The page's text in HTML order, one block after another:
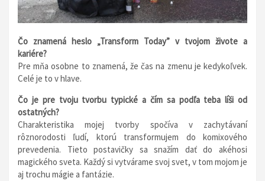
Čo znamená heslo „Transform Today” v tvojom živote a
kariére?
Pre mňa osobne to znamená, že čas na zmenu je kedykoľvek.
Celé je to v hlave.
Čo je pre tvoju tvorbu typické a čím sa podľa teba líši od
ostatných?
Charakteristika mojej tvorby spočíva v zachytávaní
rôznorodosti ľudí, ktorú transformujem do komixového
prevedenia. Tieto postavičky sa snažím dať do akéhosi
magického sveta. Každý si vytvárame svoj svet, v tom mojom je
aj trochu mágie a fantázie.